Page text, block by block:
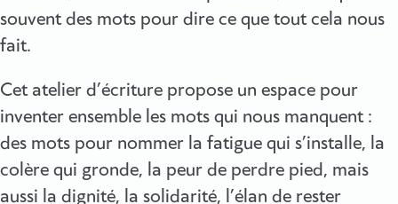
souvent des mots pour dire ce que tout cela nous
fait.
Cet atelier d’écriture propose un espace pour
inventer ensemble les mots qui nous manquent :
des mots pour nommer la fatigue qui s’installe, la
colère qui gronde, la peur de perdre pied, mais
aussi la dignité, la solidarité, l’élan de rester